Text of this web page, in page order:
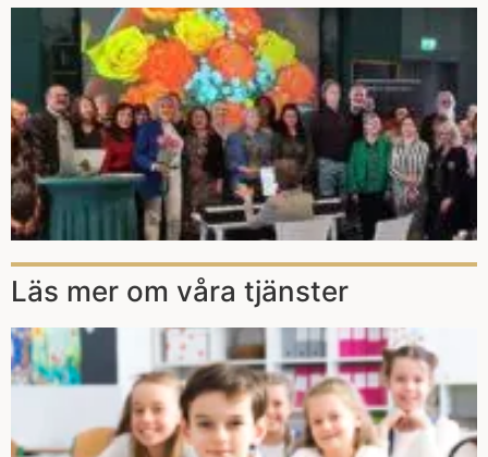
Läs mer om våra tjänster